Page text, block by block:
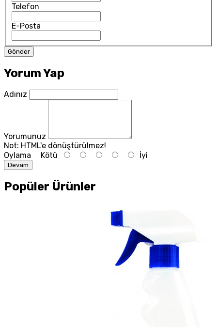
Telefon
E-Posta
Yorum Yap
Adınız
Yorumunuz
Not: HTML'e dönüştürülmez!
Oylama Kötü İyi
Devam
Popüler Ürünler